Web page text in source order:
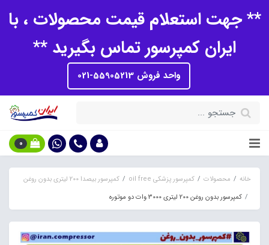
** جهت استعلام قیمت محصولات ، با
ایران کمپرسور تماس بگیرید **
واحد فروش 55905213-021
0
خانه محصولات کمپرسور پزشکی oil free
کمپرسور بیصدا 200 لیتری بدون روغن
کمپرسور بدون روغن 200 لیتری 3000 وات دو موتوره